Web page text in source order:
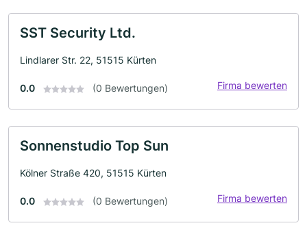
SST Security Ltd.
Lindlarer Str. 22, 51515 Kürten
0.0 (0 Bewertungen) Firma bewerten
Sonnenstudio Top Sun
Kölner Straße 420, 51515 Kürten
0.0 (0 Bewertungen) Firma bewerten